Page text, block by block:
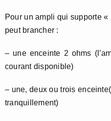
Pour un ampli qui supporte
peut brancher :
– une enceinte 2 ohms
courant disponible)
– une, deux ou trois
tranquillement)